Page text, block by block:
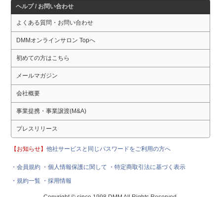
ヘルプ / お問い合わせ
よくある質問・お問い合わせ
DMMオンラインサロン Topへ
初めての方はこちら
メールマガジン
会社概要
事業提携・事業譲渡(M&A)
プレスリリース
【お知らせ】他社サービスと同じパスワードをご利用の方へ
・会員規約 ・個人情報保護に関して
・特定商取引法に基づく表示
・規約一覧 ・採用情報